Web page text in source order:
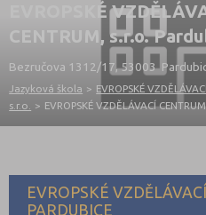
EVROPSKÉ
CENTRUM, s.r.o.
Bezručova 1312/17, 53003
Jazyková škola > EVROPSKÉ
s.r.o.
> EVROPSKÉ VZDĚLÁVACÍ
EVROPSKÉ
PARDUBICE